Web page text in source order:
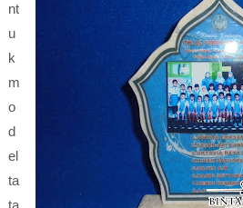
nt
u
k
m
o
d
el
ta
ta